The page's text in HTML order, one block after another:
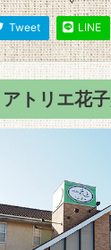
Tweet LINE
アトリエ花子